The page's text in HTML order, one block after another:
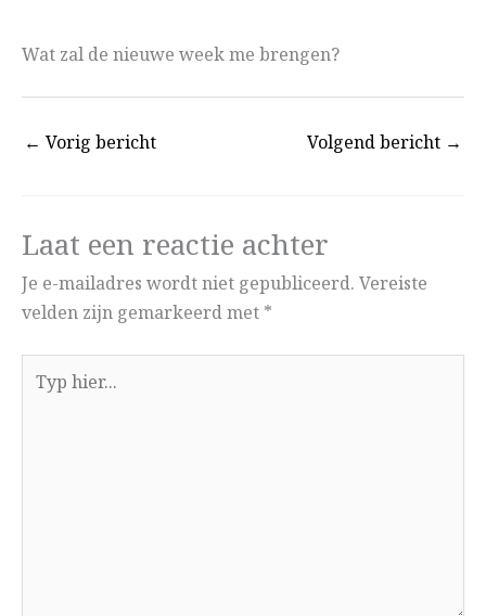
Wat zal de nieuwe week me brengen?
← Vorig bericht Volgend bericht →
Laat een reactie achter
Je e-mailadres wordt niet gepubliceerd. Vereiste
velden zijn gemarkeerd met *
hier...